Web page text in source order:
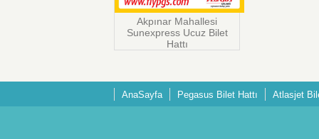
Akpınar Mahallesi
Sunexpress Ucuz Bilet
Hattı
AnaSayfa Pegasus Bilet Hattı Atlasjet